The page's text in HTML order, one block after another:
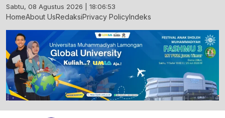
Skip
to
Sabtu, 08 Agustus 2026 | 18:06:54
HomeAbout UsRedaksiPrivacy PolicyIndeks